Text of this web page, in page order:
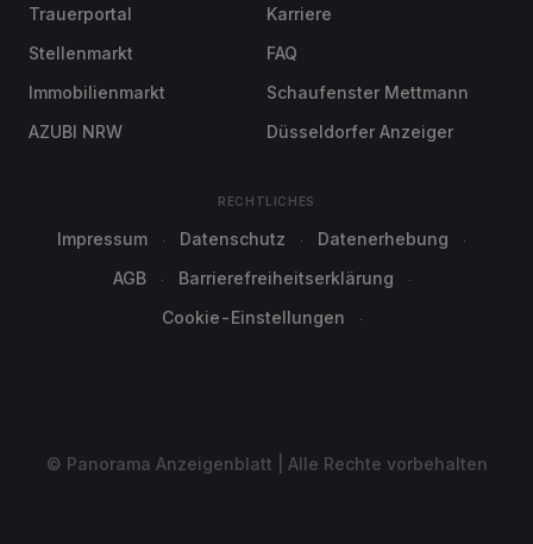
Trauerportal
Stellenmarkt
Immobilienmarkt
AZUBI NRW
Karriere
FAQ
Schaufenster Mettmann
Düsseldorfer Anzeiger
RECHTLICHES
Impressum Datenschutz
Datenerhebung
AGB
Barrierefreiheitserklärung
Cookie-Einstellungen
© Panorama Anzeigenblatt | Alle Rechte vorbehalten